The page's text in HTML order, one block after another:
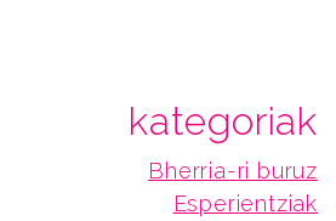
kategoriak
Bherria-ri buruz
Esperientziak